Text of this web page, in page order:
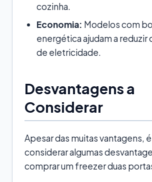
cozinha.
Economia: Modelos com
energética ajudam a reduzir
de eletricidade.
Desvantagens a
Considerar
Apesar das muitas vantagens,
considerar algumas
comprar um freezer duas